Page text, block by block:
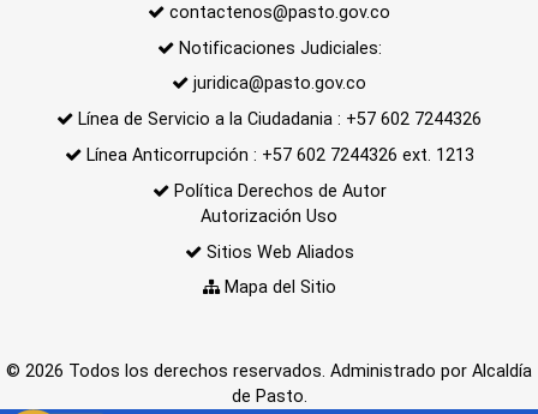
contactenos@pasto.gov.co
Notificaciones Judiciales:
juridica@pasto.gov.co
Línea de Servicio a la Ciudadania : +57 602 7244326
Línea Anticorrupción : +57 602 7244326 ext. 1213
Política Derechos de Autor
Autorización Uso
Sitios Web Aliados
Mapa del Sitio
© 2026 Todos los derechos reservados. Administrado por Alcaldía
de Pasto.